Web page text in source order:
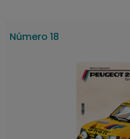
Número 18